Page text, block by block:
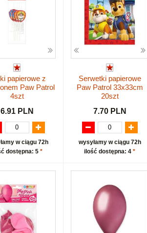
papierowe z
Paw Patrol
4szt
6.91 PLN
w ciągu 72h
dostępna: 5 *
Serwetki papierowe
Paw Patrol 33x33cm
20szt
7.70 PLN
wysyłamy w ciągu 72h
ilość dostępna: 4 *